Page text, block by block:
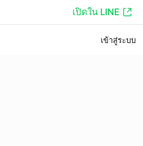
เปิดใน LINE
เข้าสู่ระบบ